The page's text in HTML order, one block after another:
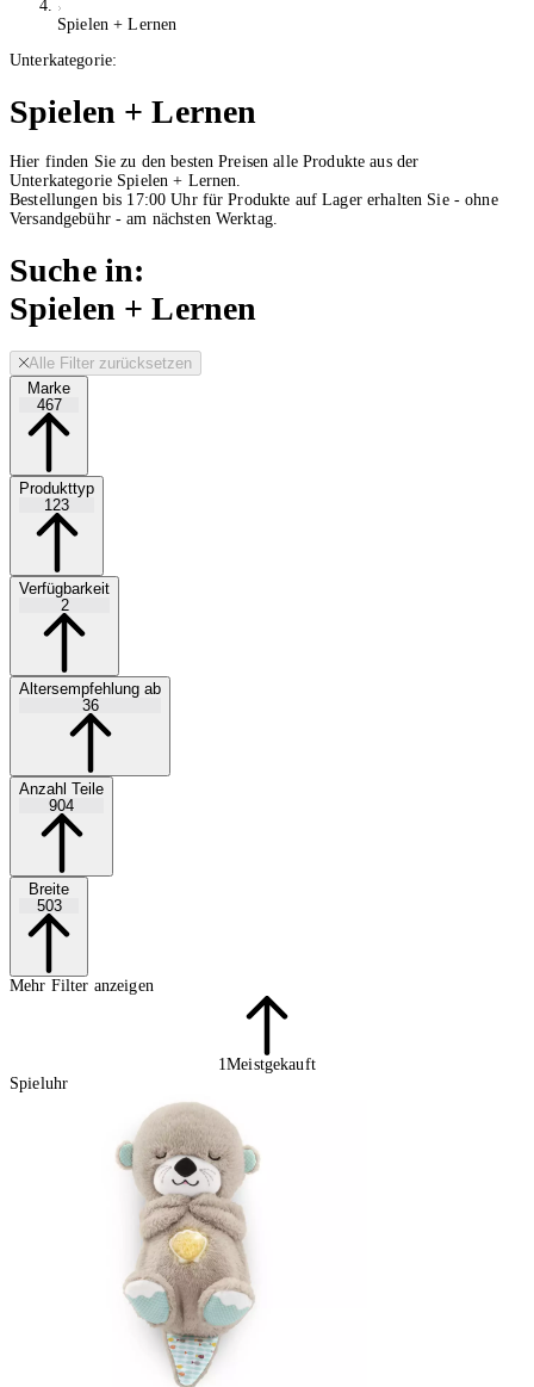
Spielen + Lernen
Unterkategorie:
Spielen + Lernen
Hier finden Sie zu den besten Preisen alle Produkte aus der
Unterkategorie Spielen + Lernen.
Bestellungen bis 17:00 Uhr für Produkte auf Lager erhalten Sie - ohne
Versandgebühr - am nächsten Werktag.
Suche in:
Spielen + Lernen
Alle Filter zurücksetzen
Marke
467
Produkttyp
123
Verfügbarkeit
2
Altersempfehlung ab
36
Anzahl Teile
904
Breite
503
Mehr Filter anzeigen
1Meistgekauft
Spieluhr